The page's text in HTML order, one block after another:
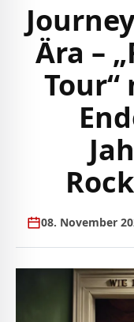
Ära –
08. November